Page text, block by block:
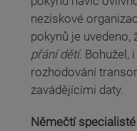
neziskové
pokynů je uvedeno,
přání dětí. Bohužel,
rozhodování
zavádějícími daty.
Němečtí